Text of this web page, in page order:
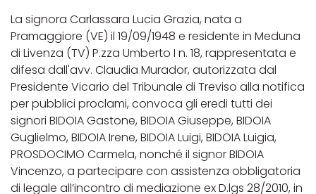
La signora Carlassara Lucia Grazia, nata a
Pramaggiore (VE) il 19/09/1948 e residente in Meduna
di Livenza (TV) P.zza Umberto I n. 18, rappresentata e
difesa dall'avv. Claudia Murador, autorizzata dal
Presidente Vicario del Tribunale di Treviso alla notifica
per pubblici proclami, convoca gli eredi tutti dei
signori BIDOIA Gastone, BIDOIA Giuseppe, BIDOIA
Guglielmo, BIDOIA Irene, BIDOIA Luigi, BIDOIA Luigia,
PROSDOCIMO Carmela, nonché il signor BIDOIA
Vincenzo, a partecipare con assistenza obbligatoria
di legale all’incontro di mediazione ex D.lgs 28/2010, in